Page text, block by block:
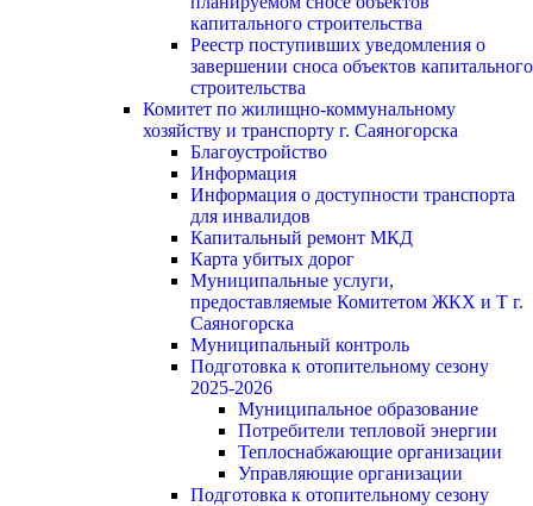
капитального строительства
Реестр поступивших уведомления о
завершении сноса объектов капитального
строительства
Комитет по жилищно-коммунальному
хозяйству и транспорту г. Саяногорска
Благоустройство
Информация
Информация о доступности транспорта
для инвалидов
Капитальный ремонт МКД
Карта убитых дорог
Муниципальные услуги,
предоставляемые Комитетом ЖКХ и Т г.
Саяногорска
Муниципальный контроль
Подготовка к отопительному сезону
2025-2026
Муниципальное образование
Потребители тепловой энергии
Теплоснабжающие организации
Управляющие организации
Подготовка к отопительному сезону